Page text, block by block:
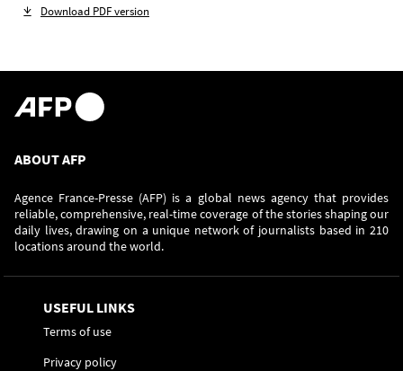
Download PDF version
ABOUT AFP
Agence France-Presse (AFP) is a global news agency that provides
reliable, comprehensive, real-time coverage of the stories shaping our
daily lives, drawing on a unique network of journalists based in 210
locations around the world.
USEFUL LINKS
Terms of use
Privacy policy